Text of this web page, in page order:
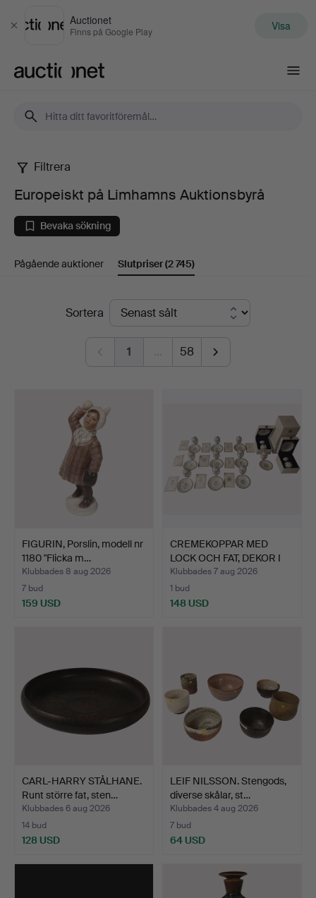
Stäng
Auctionet
Finns på Google Play Visa
Europeiskt
på
Limhamns
Auktionsbyrå
Filtrera
Europeiskt på Limhamns Auktionsbyrå
Bevaka sökning
Pågående auktioner Slutpriser(2 745)
SlutpriserSortera
1 … 58
FIGURIN, Porslin, modell nr
1180 "Flicka m…
Klubbades 8 aug 2026
7 bud
159 USD
CREMEKOPPAR MED
LOCK OCH FAT, DEKOR I
BLÅT…
Klubbades 7 aug 2026
1 bud
148 USD
CARL-HARRY STÅLHANE.
Runt större fat, sten…
Klubbades 6 aug 2026
14 bud
128 USD
LEIF NILSSON. Stengods,
diverse skålar, st…
Klubbades 4 aug 2026
7 bud
64 USD